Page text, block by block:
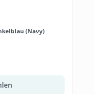
(Navy)